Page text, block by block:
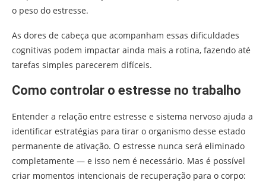
o peso do estresse.
As dores de cabeça que acompanham essas dificuldades
cognitivas podem impactar ainda mais a rotina, fazendo até
tarefas simples parecerem difíceis.
Como controlar o estresse no trabalho
Entender a relação entre estresse e sistema nervoso ajuda a
identificar estratégias para tirar o organismo desse estado
permanente de ativação. O estresse nunca será eliminado
completamente — e isso nem é necessário. Mas é possível
criar momentos intencionais de recuperação para o corpo: